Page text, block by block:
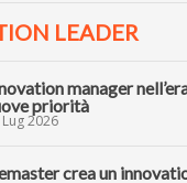
LEADER
manager
priorità
2026
crea un